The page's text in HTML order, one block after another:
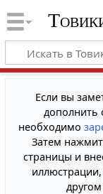
Если вы
дополнить
необходимо
Затем
страницы и